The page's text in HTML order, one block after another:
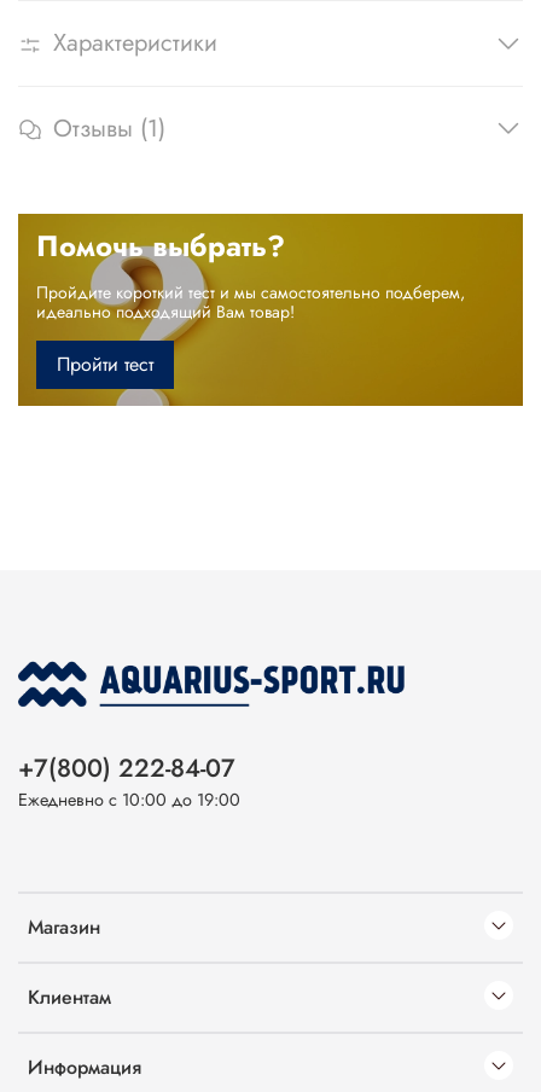
Характеристики
Отзывы (1)
Помочь выбрать?
Пройдите короткий тест и мы самостоятельно подберем,
идеально подходящий Вам товар!
Пройти тест
Магазин
Клиентам
Информация
+7(800) 222-84-07
Ежедневно с 10:00 до 19:00